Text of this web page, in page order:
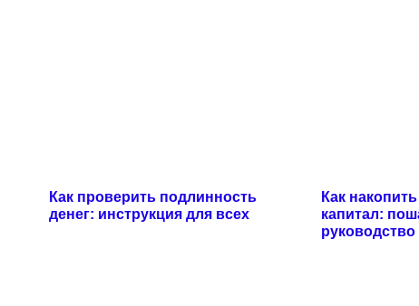
Как проверить подлинность
денег: инструкция для всех
Как
капитал:
руководство